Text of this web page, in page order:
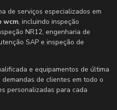
de serviços especializados em
wcm, incluindo inspeção
NR12, engenharia de
SAP e inspeção de
e equipamentos de última
de clientes em todo o
personalizadas para cada